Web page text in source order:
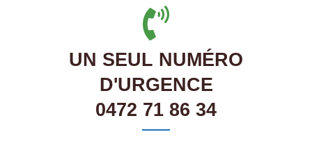
UN SEUL NUMÉRO
D'URGENCE
0472 71 86 34